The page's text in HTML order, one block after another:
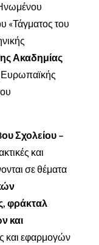
«Τάγματος του
Ακαδημίας
Ευρωπαϊκής
Σχολείου –
και
σε θέματα
φράκταλ
και
και εφαρμογών